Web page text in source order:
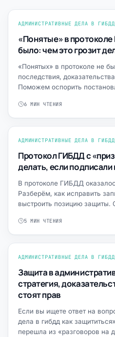
АДМИНИСТРАТИВНЫЕ ДЕЛА В ГИБДД
«Понятые» в
было: чем это грозит
«Понятых» в протоколе не
последствия,
Поможем оспорить
6 МИН ЧТЕНИЯ
АДМИНИСТРАТИВНЫЕ ДЕЛА В ГИБДД
Протокол ГИБДД с
делать, если подписали
В протоколе ГИБДД
Разберём, как исправить
выстроить позицию защиты.
5 МИН ЧТЕНИЯ
АДМИНИСТРАТИВНЫЕ ДЕЛА В ГИБДД
Защита в
стратегия,
стоят прав
Если вы ищете ответ на
дела в гибдд как
перешла из «разговоров на